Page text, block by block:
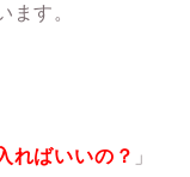
ます。
ればいいの？ 」